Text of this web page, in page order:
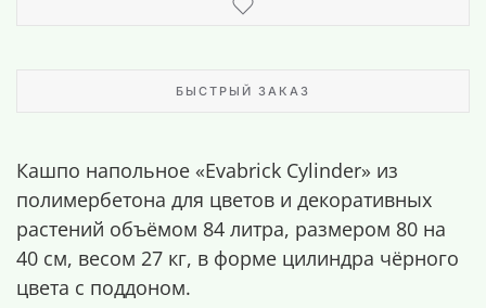
БЫСТРЫЙ ЗАКАЗ
Кашпо напольное «Evabrick Cylinder» из
полимербетона для цветов и декоративных
растений объёмом 84 литра, размером 80 на
40 см, весом 27 кг, в форме цилиндра чёрного
цвета с поддоном.